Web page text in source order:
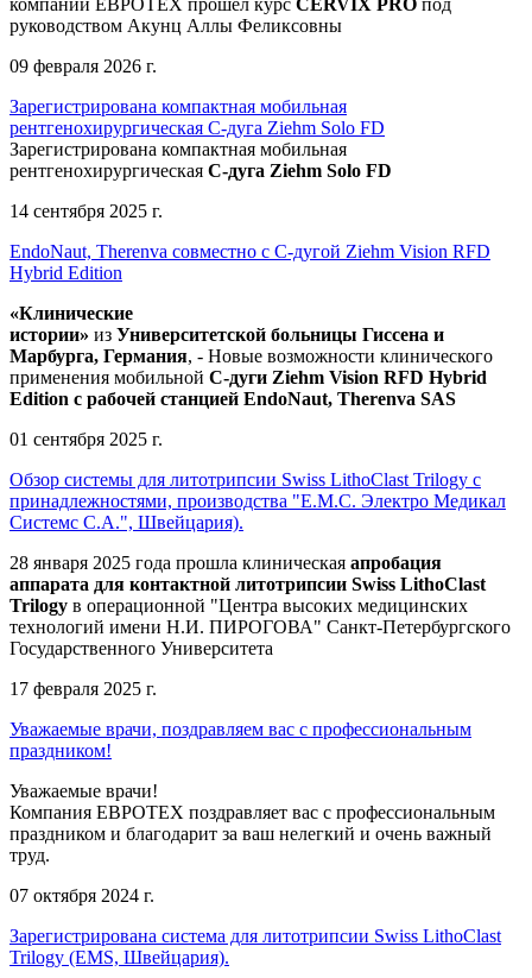
руководством Акунц Аллы Феликсовны
09 февраля 2026 г.
Зарегистрирована компактная мобильная
рентгенохирургическая С-дуга Ziehm Solo FD
Зарегистрирована компактная мобильная
рентгенохирургическая С-дуга Ziehm Solo FD
14 сентября 2025 г.
EndoNaut, Therenva совместно с С-дугой Ziehm Vision RFD
Hybrid Edition
«Клинические
истории» из Университетской больницы Гиссена и
Марбурга, Германия, - Новые возможности клинического
применения мобильной С-дуги Ziehm Vision RFD Hybrid
Edition с рабочей станцией EndoNaut, Therenva SAS
01 сентября 2025 г.
Обзор системы для литотрипсии Swiss LithoClast Trilogy с
принадлежностями, производства "Е.М.С. Электро Медикал
Системс С.А.", Швейцария).
28 января 2025 года прошла клиническая апробация
аппарата для контактной литотрипсии Swiss LithoClast
Trilogy в операционной "Центра высоких медицинских
технологий имени Н.И. ПИРОГОВА" Санкт-Петербургского
Государственного Университета
17 февраля 2025 г.
Уважаемые врачи, поздравляем вас с профессиональным
праздником!
Уважаемые врачи!
Компания ЕВРОТЕХ поздравляет вас с профессиональным
праздником и благодарит за ваш нелегкий и очень важный
труд.
07 октября 2024 г.
Зарегистрирована система для литотрипсии Swiss LithoClast
Trilogy (EMS, Швейцария).